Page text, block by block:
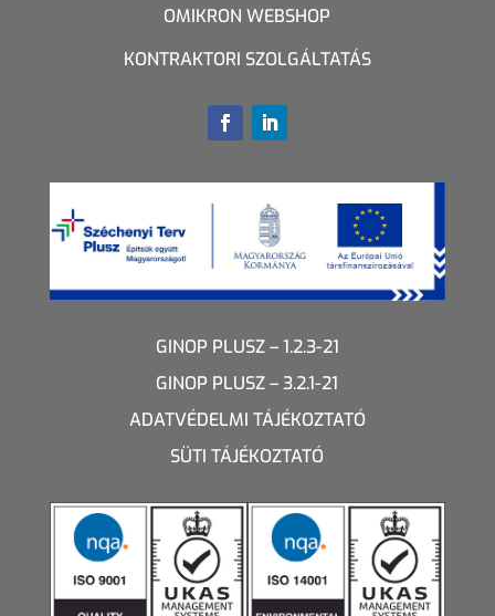
OMIKRON WEBSHOP
KONTRAKTORI SZOLGÁLTATÁS
GINOP PLUSZ – 1.2.3-21
GINOP PLUSZ – 3.2.1-21
ADATVÉDELMI TÁJÉKOZTATÓ
SÜTI TÁJÉKOZTATÓ